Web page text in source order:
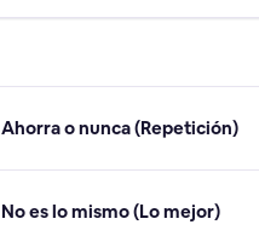
Ahorra o nunca (Repetición)
No es lo mismo (Lo mejor)